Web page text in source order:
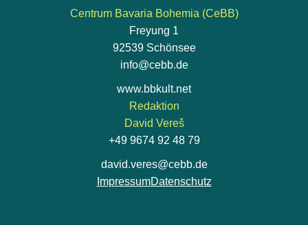
Centrum Bavaria Bohemia (CeBB)
Freyung 1
92539 Schönsee
info@cebb.de
www.bbkult.net
Redaktion
David Vereš
+49 9674 92 48 79
david.veres@cebb.de
ImpressumDatenschutz